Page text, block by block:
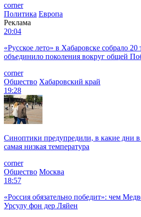
corner
Политика Европа
Реклама
20:04
«Русское лето» в Хабаровске собрало 20
объединило поколения вокруг общей
corner
Общество Хабаровский край
19:28
Синоптики предупредили, в какие дни
самая низкая температура
corner
Общество Москва
18:57
«Россия обязательно победит»: чем
Урсулу фон дер Ляйен